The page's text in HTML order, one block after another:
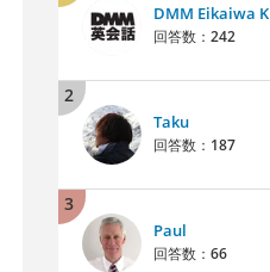
DMM Eikaiwa K
回答数： 242
2
Taku
回答数： 187
3
Paul
回答数： 66